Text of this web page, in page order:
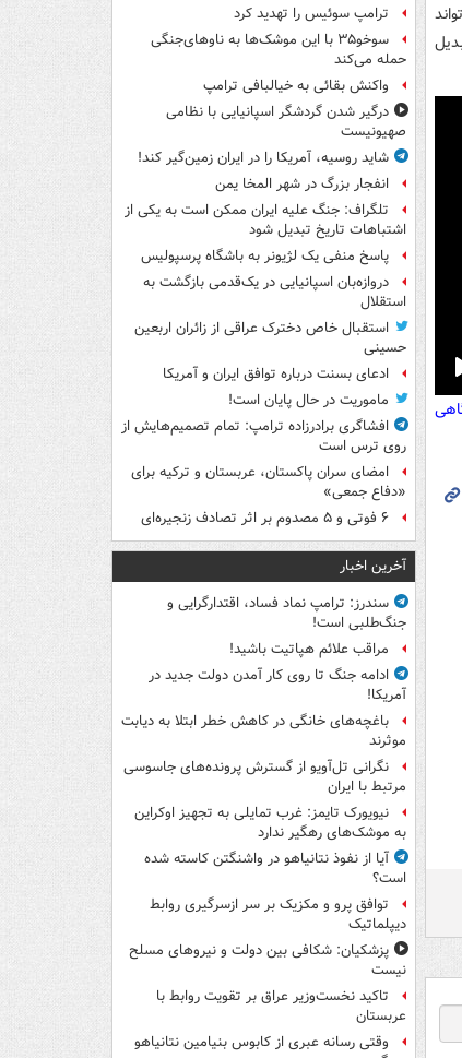
ترامپ سوئیس را تهدید کرد
سوخو۳۵ با این موشک‌ها به ناوهای‌جنگی
حمله می‌کند
واکنش بقائی به خیالبافی ترامپ
درگیر شدن گردشگر اسپانیایی با نظامی
صهیونیست
شاید روسیه، آمریکا را در ایران زمین‌گیر کند!
انفجار بزرگ در شهر المخا یمن
تلگراف: جنگ علیه ایران ممکن است به یکی از
اشتباهات تاریخ تبدیل شود
پاسخ منفی یک لژیونر به باشگاه پرسپولیس
دروازه‌بان اسپانیایی در یک‌قدمی بازگشت به
استقلال
استقبال خاص دخترک عراقی از زائران اربعین
حسینی
ادعای بسنت درباره توافق ایران و آمریکا
ماموریت در حال پایان است!
افشاگری برادرزاده ترامپ: تمام تصمیم‌هایش از
روی ترس است
امضای سران پاکستان، عربستان و ترکیه برای
«دفاع جمعی»
۶ فوتی و ۵ مصدوم بر اثر تصادف زنجیره‌ای
آخرین اخبار
سندرز: ترامپ نماد فساد، اقتدارگرایی و
جنگ‌طلبی است!
مراقب علائم هپاتیت باشید!
ادامه جنگ تا روی کار آمدن دولت جدید در
آمریکا!
باغچه‌های خانگی در کاهش خطر ابتلا به دیابت
موثرند
نگرانی تل‌آویو از گسترش پرونده‌های جاسوسی
مرتبط با ایران
نیویورک تایمز: غرب تمایلی به تجهیز اوکراین
به موشک‌های رهگیر ندارد
آیا از نفوذ نتانیاهو در واشنگتن کاسته شده
است؟
توافق پرو و مکزیک بر سر ازسرگیری روابط
دیپلماتیک
پزشکیان: شکافی بین دولت و نیروهای مسلح
نیست
تاکید نخست‌وزیر عراق بر تقویت روابط با
عربستان
وقتی رسانه عبری از کابوس بنیامین نتانیاهو